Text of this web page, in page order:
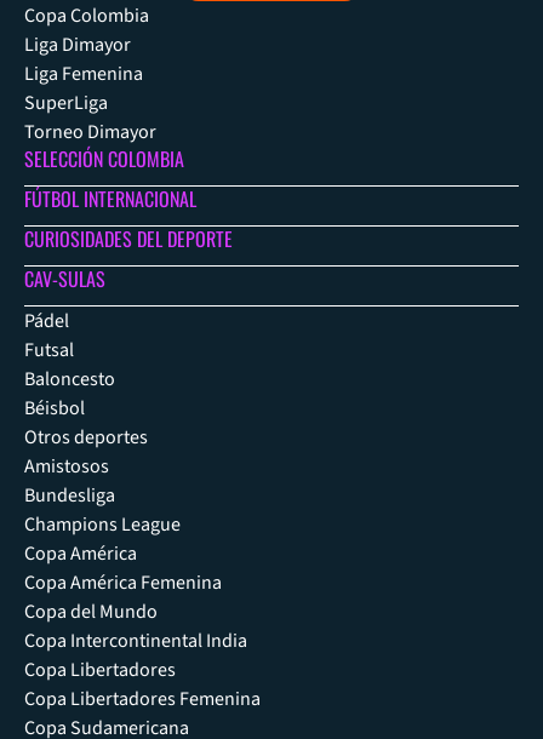
Copa Colombia
Liga Dimayor
Liga Femenina
SuperLiga
Torneo Dimayor
SELECCIÓN COLOMBIA
FÚTBOL INTERNACIONAL
CURIOSIDADES DEL DEPORTE
CAV-SULAS
Pádel
Futsal
Baloncesto
Béisbol
Otros deportes
Amistosos
Bundesliga
Champions League
Copa América
Copa América Femenina
Copa del Mundo
Copa Intercontinental India
Copa Libertadores
Copa Libertadores Femenina
Copa Sudamericana